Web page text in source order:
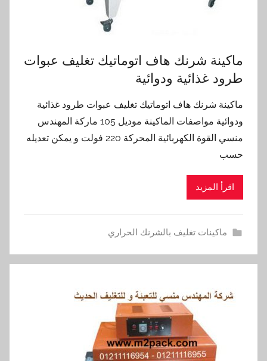
ماكينة شرنك هاف اتوماتيك تغليف عبوات
طرود غذائية ودوائية
ماكينة شرنك هاف اتوماتيك تغليف عبوات طرود غذائية
ودوائية مواصفات الماكينة موديل 105 ماركة المهندس
منسي القوة الكهربائية المحركة 220 فولت و يمكن تعديله
حسب
اقرأ المزيد
ماكينات تغليف بالشرنك الحراري